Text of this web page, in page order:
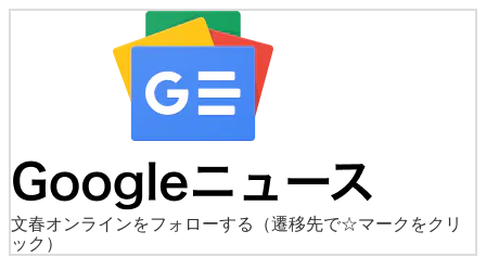
文春オンラインをフォローする
（遷移先で☆マークをクリ
ック）